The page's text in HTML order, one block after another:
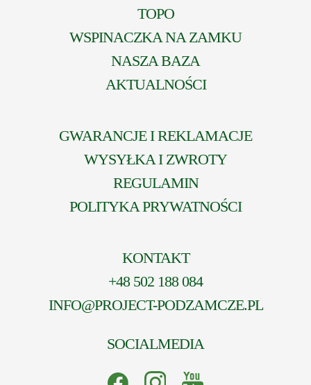
TOPO
WSPINACZKA NA ZAMKU
NASZA BAZA
AKTUALNOŚCI
GWARANCJE I REKLAMACJE
WYSYŁKA I ZWROTY
REGULAMIN
POLITYKA PRYWATNOŚCI
KONTAKT
+48 502 188 084
INFO@PROJECT-PODZAMCZE.PL
SOCIALMEDIA